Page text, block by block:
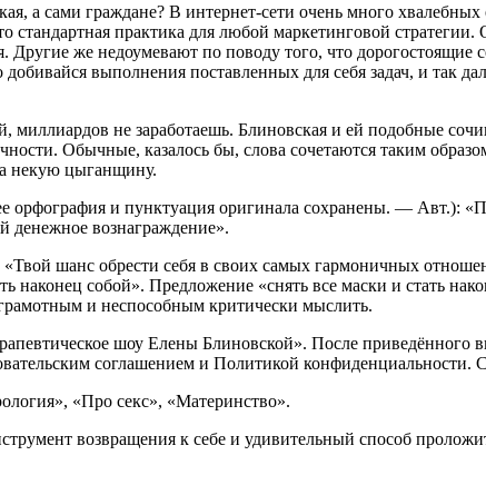
а сами граждане? В интернет-сети очень много
практика для любой маркетинговой
же недоумевают по поводу того, что
выполнения поставленных для себя задач, и так
миллиардов не заработаешь. Блиновская и ей подобные
Обычные, казалось бы, слова сочетаются таким
некую цыганщину.
орфография и пунктуация оригинала сохранены. — Авт.):
вознаграждение».
шанс обрести себя в своих самых гармоничных
собой». Предложение «снять все маски и стать
и неспособным критически мыслить.
шоу Елены Блиновской». После приведённого
соглашением и Политикой
«Про секс», «Материнство».
возвращения к себе и удивительный способ